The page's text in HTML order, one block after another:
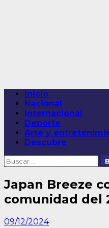
Menú
principal
Inicio
Nacional
Internacional
Deporte
Arte y
Descubre
Buscar:
Japan Breeze
comunidad del
09/12/2024